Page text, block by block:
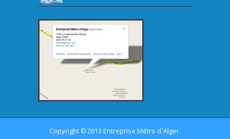
Copyright ©2013 Entreprise Métro d´Alger.